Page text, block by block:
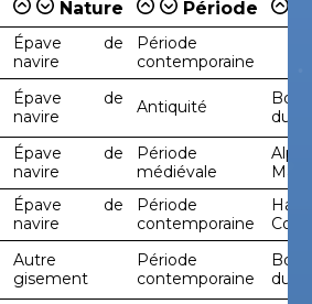
Nature Période
Épave de
navire
Période
contemporaine
Épave de
navire
Antiquité
du-
Épave de
navire
Période
médiévale
Épave de
navire
Période
contemporaine
Autre
gisement
Période
contemporaine
du-